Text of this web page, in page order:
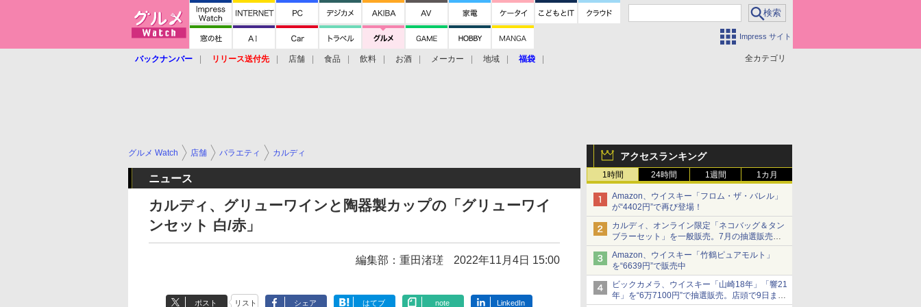
Impress サイト
全カテゴリ
バックナンバー リリース送付先 店舗 食品 飲料 お酒 メーカー 地域 福袋
アクセスランキング
1時間 24時間 1週間 1カ月
Amazon、ウイスキー「フロム・ザ・バレル」
が“4402円”で再び登場！
カルディ、オンライン限定「ネコバッグ＆タン
ブラーセット」を一般販売。7月の抽選販売の
当選無効分
Amazon、ウイスキー「竹鶴ピュアモルト」
を“6639円”で販売中
ビックカメラ、ウイスキー「山崎18年」「響21
年」を“6万7100円”で抽選販売。店頭で9日まで
グルメ Watch 店舗 バラエティ カルディ
ニュース
カルディ、グリューワインと陶器製カップの「グリューワイ
ンセット 白/赤」
編集部：重田渚瑳 2022年11月4日 15:00
ポスト リスト シェア はてブ note LinkedIn